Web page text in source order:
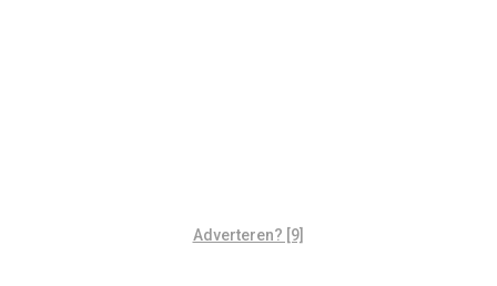
Adverteren? [9]